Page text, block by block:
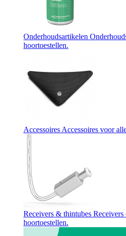
Onderhoudsartikelen
hoortoestellen.
Accessoires Accessoires voor
Receivers & thintubes Receivers
hoortoestellen.